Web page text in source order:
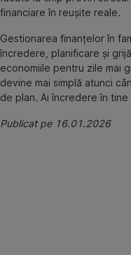
financiare în reușite reale.
Gestionarea finanțelor în
încredere, planificare și
economiile pentru zile mai
devine mai simplă atunci
de plan. Ai încredere în
Publicat pe 16.01.2026